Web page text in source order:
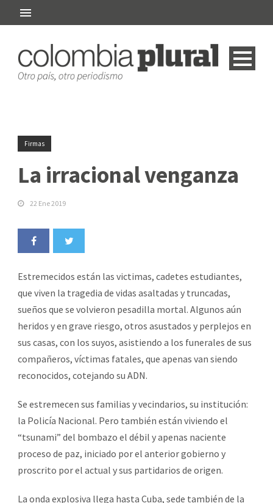
Firmas
La irracional venganza
22 Ene 2019
Estremecidos están las victimas, cadetes estudiantes,
que viven la tragedia de vidas asaltadas y truncadas,
sueños que se volvieron pesadilla mortal. Algunos aún
heridos y en grave riesgo, otros asustados y perplejos en
sus casas, con los suyos, asistiendo a los funerales de sus
compañeros, víctimas fatales, que apenas van siendo
reconocidos, cotejando su ADN.
Se estremecen sus familias y vecindarios, su institución:
la Policía Nacional. Pero también están viviendo el
“tsunami” del bombazo el débil y apenas naciente
proceso de paz, iniciado por el anterior gobierno y
proscrito por el actual y sus partidarios de origen.
La onda explosiva llega hasta Cuba, sede también de la